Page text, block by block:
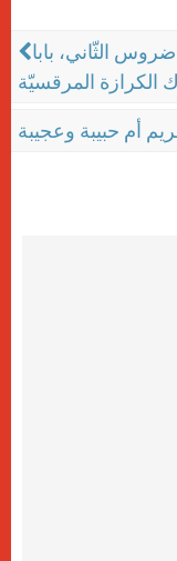
الثّاني، بابا
الكرازة المرقسيّة
أم حبيبة وعجيبة